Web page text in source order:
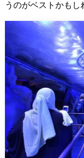
うのがベストかもし